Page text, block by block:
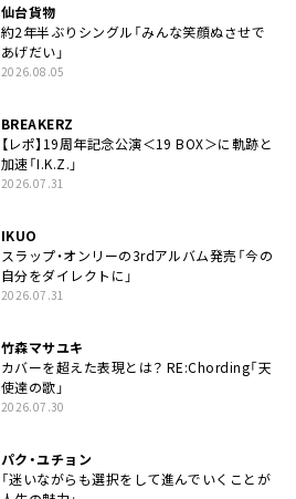
仙台貨物
約2年半ぶりシングル「みんな笑顔ぬさせで
あげだい」
2026.08.05
BREAKERZ
【レポ】19周年記念公演＜19 BOX＞に軌跡と
加速「I.K.Z.」
2026.07.31
IKUO
スラップ・オンリーの3rdアルバム発売「今の
自分をダイレクトに」
2026.07.31
竹森マサユキ
カバーを超えた表現とは？ RE:Chording「天
使達の歌」
2026.07.30
パク・ユチョン
「迷いながらも選択をして進んでいくことが